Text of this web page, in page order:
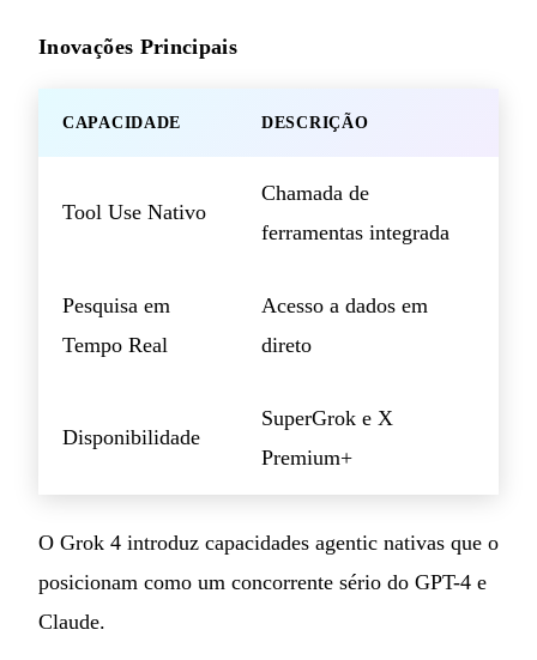
Inovações Principais
CAPACIDADE DESCRIÇÃO
Tool Use Nativo
Chamada de
ferramentas integrada
Pesquisa em
Tempo Real
Acesso a dados em
direto
Disponibilidade
SuperGrok e X
Premium+
O Grok 4 introduz capacidades agentic nativas que o
posicionam como um concorrente sério do GPT-4 e
Claude.